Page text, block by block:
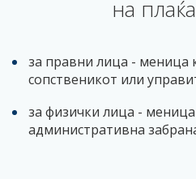
на
за правни лица - меница
сопственикот или
за физички лица -
административна